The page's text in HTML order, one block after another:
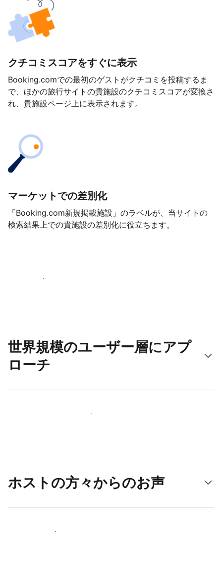
クチコミスコアをすぐに表示
Booking.comでの最初のゲストがクチコミを投稿するま
で、ほかの旅行サイトの貴施設のクチコミスコアが変換さ
れ、貴施設ページ上に表示されます。
マーケットでの差別化
「Booking.com新規掲載施設」のラベルが、当サイトの
検索結果上での貴施設の差別化に役立ちます。
さっそく始める
世界規模のユーザー層にアプ
ローチ
新しいユーザー層に今すぐアプローチする
ホストの方々からのお声
ホストとして登録する